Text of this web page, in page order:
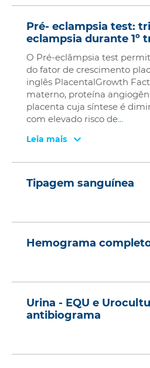
Pré- eclampsia test:
eclampsia durante 1º
O Pré-eclâmpsia test
do fator de crescimento
inglês PlacentalGrowth
materno, proteína
placenta cuja síntese é
com elevado risco de...
Leia mais
Tipagem sanguínea
Hemograma
Urina - EQU e
antibiograma